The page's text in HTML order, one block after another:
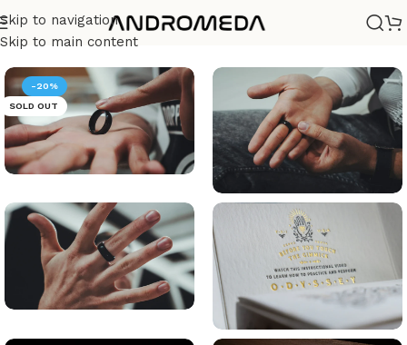
Skip to navigation
Skip to main content
Casa/ Magia
-20%
SOLD OUT